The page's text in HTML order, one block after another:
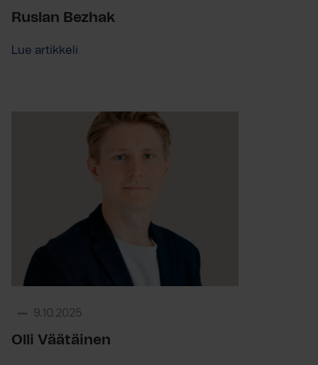
Ruslan Bezhak
Lue artikkeli
9.10.2025
Olli Väätäinen